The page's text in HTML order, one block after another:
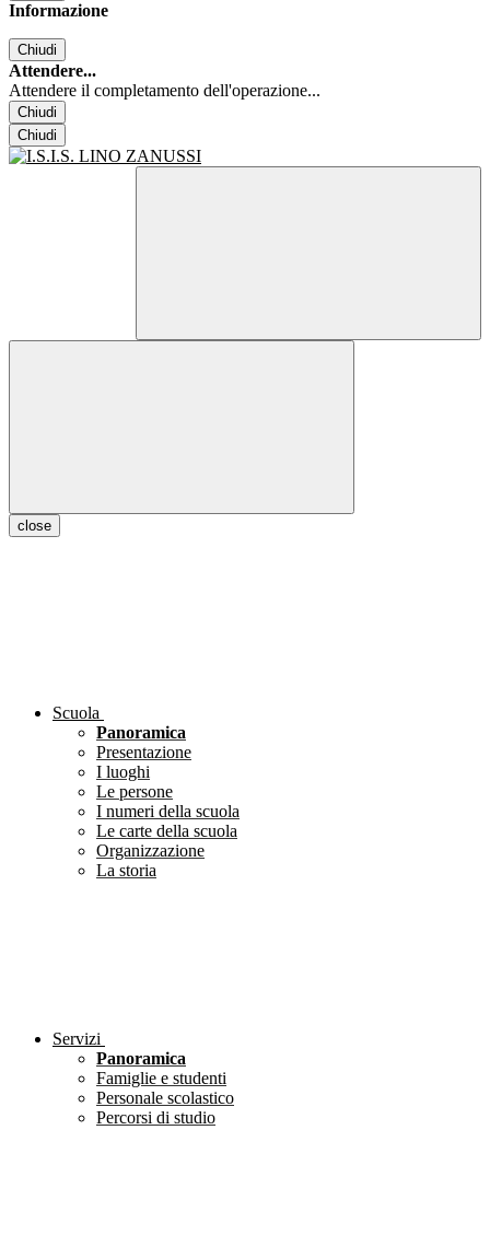
Informazione
Chiudi
Attendere...
Attendere il completamento dell'operazione...
Chiudi
Chiudi
close
Scuola
Panoramica
Presentazione
I luoghi
Le persone
I numeri della scuola
Le carte della scuola
Organizzazione
La storia
Servizi
Panoramica
Famiglie e studenti
Personale scolastico
Percorsi di studio